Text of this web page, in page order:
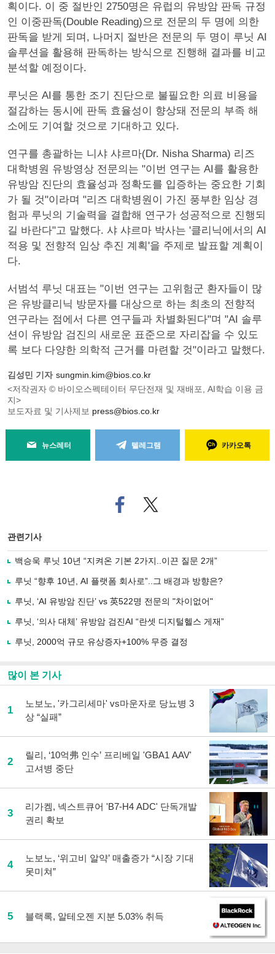
획이다. 이 중 절반인 2750명은 유럽의 유방암 판독 규정
인 이중판독(Double Reading)으로 전문의 두 명에 의한
판독을 받게 되며, 나머지 절반은 전문의 두 명이 루닛 AI
솔루션을 활용해 판독하는 방식으로 진행해 결과를 비교
분석할 예정이다.
루닛은 AI를 통한 조기 진단으로 불필요한 의료 비용을
절감하는 동시에 판독 효율성이 향상돼 전문의 부족 해
소에도 기여할 것으로 기대하고 있다.
연구를 총괄하는 니샤 샤르마(Dr. Nisha Sharma) 리즈
대학병원 유방영상 전문의는 "이번 연구는 AI를 활용한
유방암 진단의 효율성과 정확도를 입증하는 중요한 기회
가 될 것"이라며 "리즈 대학병원이 가진 풍부한 임상 경
험과 루닛의 기술력을 결합해 연구가 성공적으로 진행되
길 바란다"고 말했다. 샤 샤르마 박사는 '클리닉에서의 AI
적용 및 전향적 임상 추진 계획'을 주제로 발표할 계획이
다.
서범석 루닛 대표는 "이번 연구는 고위험군 환자들이 많
은 유방클리닉 방문자를 대상으로 하는 최초의 전향적
연구라는 점에서 다른 연구들과 차별화된다"며 "AI 솔루
션이 유방암 검진의 새로운 표준으로 자리잡을 수 있도
록 보다 다양한 의학적 근거를 마련할 것"이라고 말했다.
김성민 기자 sungmin.kim@bios.co.kr
<저작권자 © 바이오스펙테이터 무단전재 및 재배포, AI학습 이용 금
지>
보도자료 및 기사제보 press@bios.co.kr
뉴스레터 텔레그램 카카오톡
페
이
로
기
사
유
기
트위
터로
관련기사
백승욱 루닛 10년 “지켜온 기본 2가지..이끈 질문 2개”
루닛 “향후 10년, AI 플랫폼 회사로”..그 배경과 방향은?
루닛, ‘AI 유방암 진단’ vs 英522명 전문의 "차이없어"
루닛, ‘의사 대체’ 유방암 검진AI “란셋 디지털헬스 게재”
루닛, 2000억 규모 유상증자+100% 무증 결정
많이 본 기사
1
노보노, '카그리세마' vs마운자로 당뇨병 3
상 “실패”
2
릴리, ‘10억弗 인수’ 프리베일 'GBA1 AAV'
고셔병 중단
3
리가켐, 넥스트큐어 'B7-H4 ADC' 단독개발
권리 확보
4
노보노, ‘위고비 알약’ 매출증가 “시장 기대
못미쳐”
5 블랙록, 알테오젠 지분 5.03% 취득